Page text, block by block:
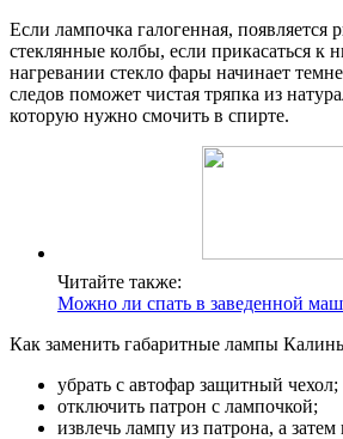
Если лампочка галогенная, появляется
стеклянные колбы, если прикасаться к
нагревании стекло фары начинает
следов поможет чистая тряпка из
которую нужно смочить в спирте.
Читайте также:
Можно ли спать в заведенной
Как заменить габаритные лампы
убрать с автофар защитный чехол;
отключить патрон с лампочкой;
извлечь лампу из патрона, а